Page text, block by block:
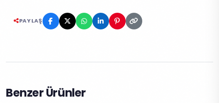
PAYLAŞ
Benzer Ürünler